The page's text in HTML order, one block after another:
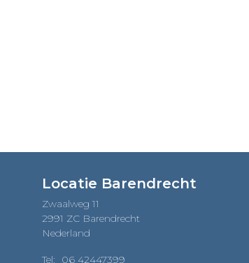
Locatie Barendrecht
Zwaalweg 11
2991 ZC Barendrecht
Nederland
Tel: 06 42447399